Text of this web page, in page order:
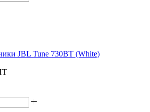
JBL Tune 730BT (White)